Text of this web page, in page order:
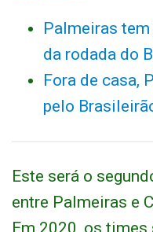
Palmeiras
da rodada do
Fora de casa,
pelo
Este será o
entre Palmeiras e